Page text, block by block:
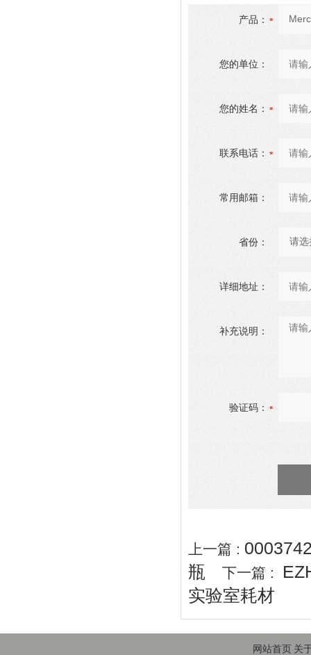
产品：
您的单位：
您的姓名：
联系电话：
常用邮箱：
省份：
详细地址：
补充说明：
验证码：
上一篇 :
瓶 下一篇 :
实验室耗材
网站首页 关